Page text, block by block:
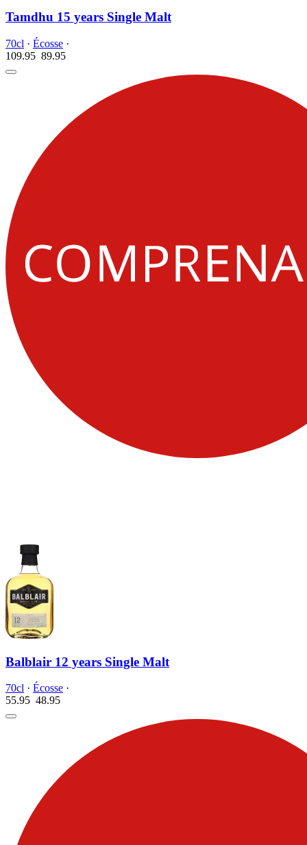
Tamdhu 15 years Single Malt
70cl · Écosse ·
109.95 89.95
Balblair 12 years Single Malt
70cl · Écosse ·
55.95 48.95